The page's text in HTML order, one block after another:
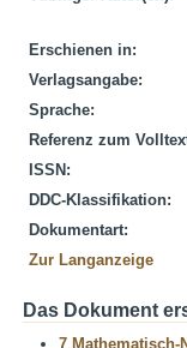
Erschienen in:
Verlagsangabe:
Sprache:
Referenz zum
ISSN:
DDC-Klassifikation:
Dokumentart:
Zur Langanzeige
Das Dokument
7 Mathematisch-